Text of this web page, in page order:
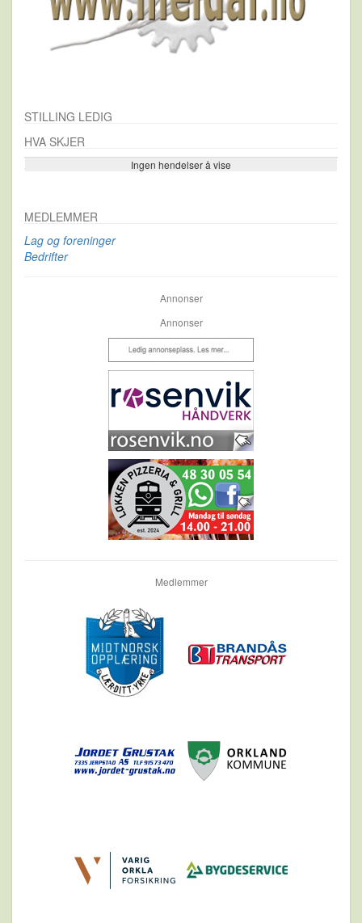
STILLING LEDIG
HVA SKJER
Ingen hendelser å vise
Se flere…
MEDLEMMER
Lag og foreninger
Bedrifter
Annonser
Annonser
Medlemmer